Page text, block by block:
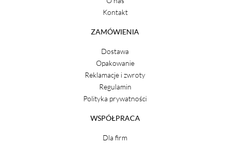
Kontakt
ZAMÓWIENIA
Dostawa
Opakowanie
Reklamacje i zwroty
Regulamin
Polityka prywatności
WSPÓŁPRACA
Dla firm